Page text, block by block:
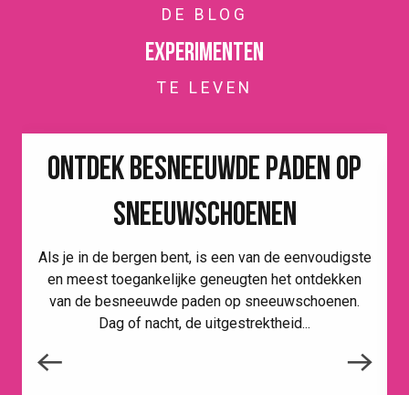
DE BLOG
Experimenten
TE LEVEN
ONTDEK BESNEEUWDE PADEN OP
SNEEUWSCHOENEN
Als je in de bergen bent, is een van de eenvoudigste
en meest toegankelijke geneugten het ontdekken
van de besneeuwde paden op sneeuwschoenen.
Dag of nacht, de uitgestrektheid...